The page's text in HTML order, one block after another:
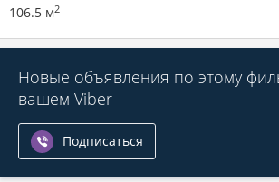
106.5 м2
Новые объявления по этому
вашем Viber
Подписаться